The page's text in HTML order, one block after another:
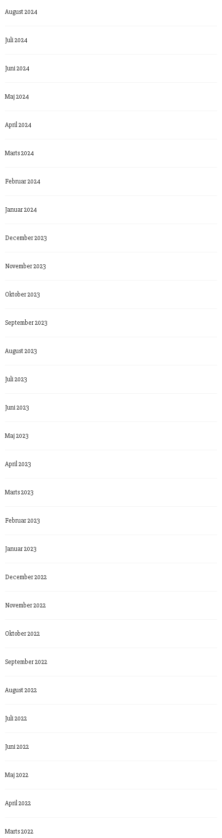
August 2024
Juli 2024
Juni 2024
Maj 2024
April 2024
Marts 2024
Februar 2024
Januar 2024
December 2023
November 2023
Oktober 2023
September 2023
August 2023
Juli 2023
Juni 2023
Maj 2023
April 2023
Marts 2023
Februar 2023
Januar 2023
December 2022
November 2022
Oktober 2022
September 2022
August 2022
Juli 2022
Juni 2022
Maj 2022
April 2022
Marts 2022